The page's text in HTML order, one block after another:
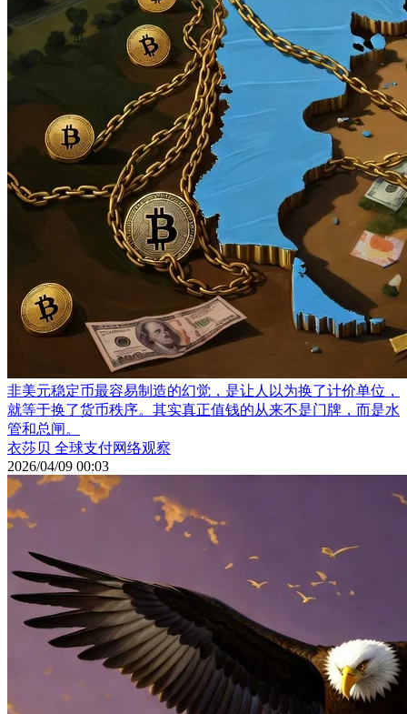
非美元稳定币最容易制造的幻觉，是让人以为换了计价单位，
就等于换了货币秩序。其实真正值钱的从来不是门牌，而是水
管和总闸。
衣莎贝 全球支付网络观察
2026/04/09 00:03